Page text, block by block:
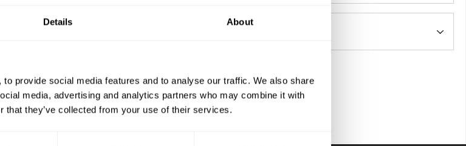
Details About
provide social media features and to analyse our traffic. We also share
media, advertising and analytics partners who may combine it with
that they’ve collected from your use of their services.